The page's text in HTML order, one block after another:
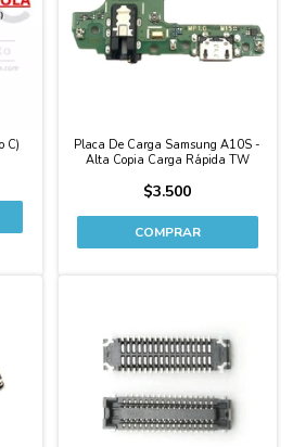
C)
Placa De Carga Samsung A10S -
Alta Copia Carga Rápida TW
$3.500